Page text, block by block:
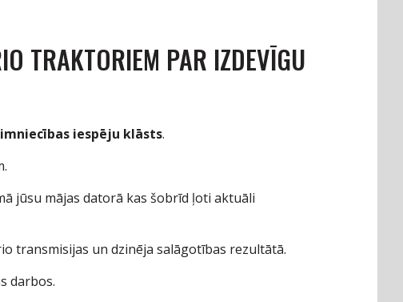
TRAKTORIEM PAR IZDEVĪGU
iespēju klāsts.
jūsu mājas datorā kas šobrīd ļoti aktuāli
transmisijas un dzinēja salāgotības rezultātā.
darbos.